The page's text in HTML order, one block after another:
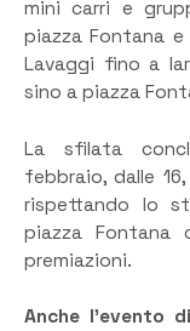
mini carri e
piazza Fontana e
Lavaggi fino a
sino a piazza
La sfilata
febbraio, dalle
rispettando lo
piazza Fontana
premiazioni.
Anche l’evento